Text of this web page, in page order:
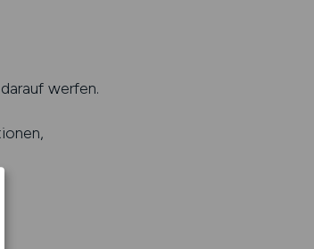
werfen.